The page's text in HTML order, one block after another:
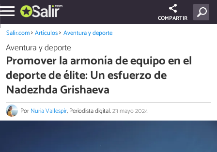
COMPARTIR
Salir.com Artículos Aventura y deporte
Aventura y deporte
Promover la armonía de equipo en el
deporte de élite: Un esfuerzo de
Nadezhda Grishaeva
PorNuria Vallespir, Periodista digital.23 mayo 2024